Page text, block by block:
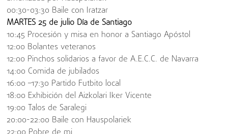
00:30-03:30 Baile con Iratzar
MARTES 25 de julio Día de Santiago
10:45 Procesión y misa en honor a Santiago Apóstol
12:00 Bolantes veteranos
12:00 Pinchos solidarios a favor de A.E.C.C. de Navarra
14:00 Comida de jubilados
16:00 –17:30 Partido Futbito local
18:00 Exhibición del Aizkolari Iker Vicente
19:00 Talos de Saralegi
20:00-22:00 Baile con Hauspolariek